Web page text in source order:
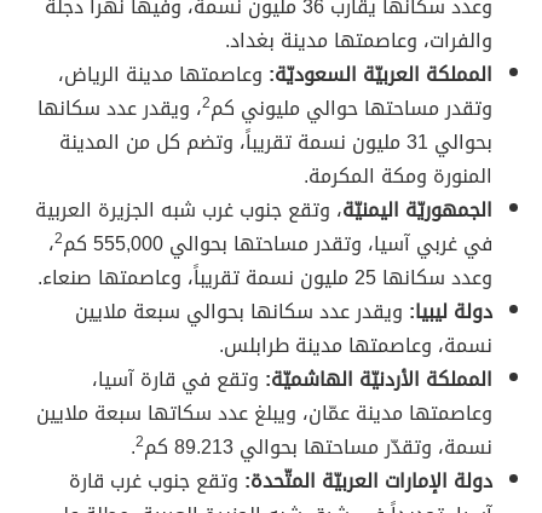
والفرات، وعاصمتها مدينة بغداد.
المملكة العربيّة السعوديّة: وعاصمتها مدينة الرياض،
وتقدر مساحتها حوالي مليوني كم2، ويقدر عدد سكانها
بحوالي 31 مليون نسمة تقريباً، وتضم كل من المدينة
المنورة ومكة المكرمة.
الجمهوريّة اليمنيّة، وتقع جنوب غرب شبه الجزيرة العربية
في غربي آسيا، وتقدر مساحتها بحوالي 555,000 كم
2،
وعدد سكانها 25 مليون نسمة تقريباً، وعاصمتها صنعاء.
دولة ليبيا: ويقدر عدد سكانها بحوالي سبعة ملايين
نسمة، وعاصمتها مدينة طرابلس.
المملكة الأردنيّة الهاشميّة: وتقع في قارة آسيا،
وعاصمتها مدينة عمّان، ويبلغ عدد سكاتها سبعة ملايين
نسمة، وتقدّر مساحتها بحوالي 89.213 كم
2
.
دولة الإمارات العربيّة المتّحدة: وتقع جنوب غرب قارة